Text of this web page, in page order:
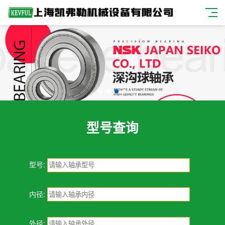
型号查询
型号:
内径: